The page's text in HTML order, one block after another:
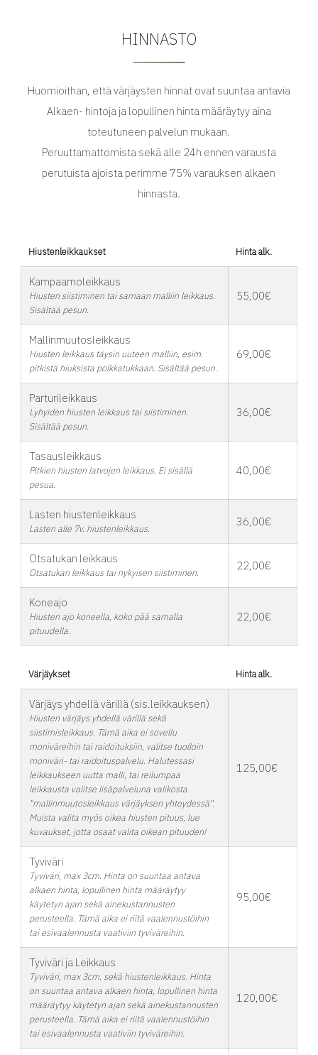
HINNASTO
Huomioithan, että värjäysten hinnat ovat suuntaa antavia
Alkaen- hintoja ja lopullinen hinta määräytyy aina
toteutuneen palvelun mukaan.
Peruuttamattomista sekä alle 24h ennen varausta
perutuista ajoista perimme 75% varauksen alkaen
hinnasta.
Hiustenleikkaukset Hinta alk.
Kampaamoleikkaus
Hiusten siistiminen tai samaan malliin leikkaus.
Sisältää pesun.
55,00€
Mallinmuutosleikkaus
Hiusten leikkaus täysin uuteen malliin, esim.
pitkistä hiuksista polkkatukkaan. Sisältää pesun.
69,00€
Parturileikkaus
Lyhyiden hiusten leikkaus tai siistiminen.
Sisältää pesun.
36,00€
Tasausleikkaus
Pitkien hiusten latvojen leikkaus. Ei sisällä
pesua.
40,00€
Lasten hiustenleikkaus
Lasten alle 7v. hiustenleikkaus. 36,00€
Otsatukan leikkaus
Otsatukan leikkaus tai nykyisen siistiminen. 22,00€
Koneajo
Hiusten ajo koneella, koko pää samalla
pituudella.
22,00€
Värjäykset Hinta alk.
Värjäys yhdellä värillä (sis.leikkauksen)
Hiusten värjäys yhdellä värillä sekä
siistimisleikkaus. Tämä aika ei sovellu
moniväreihin tai raidoituksiin, valitse tuolloin
moniväri- tai raidoituspalvelu. Halutessasi
leikkaukseen uutta malli, tai reilumpaa
leikkausta valitse lisäpalveluna valikosta
"mallinmuutosleikkaus värjäyksen yhteydessä".
Muista valita myös oikea hiusten pituus, lue
kuvaukset, jotta osaat valita oikean pituuden!
125,00€
Tyviväri
Tyviväri, max 3cm. Hinta on suuntaa antava
alkaen hinta, lopullinen hinta määräytyy
käytetyn ajan sekä ainekustannusten
perusteella. Tämä aika ei riitä vaalennustöihin
tai esivaalennusta vaativiin tyviväreihin.
95,00€
Tyviväri ja Leikkaus
Tyviväri, max 3cm. sekä hiustenleikkaus. Hinta
on suuntaa antava alkaen hinta, lopullinen hinta
määräytyy käytetyn ajan sekä ainekustannusten
perusteella. Tämä aika ei riitä vaalennustöihin
tai esivaalennusta vaativiin tyviväreihin.
120,00€